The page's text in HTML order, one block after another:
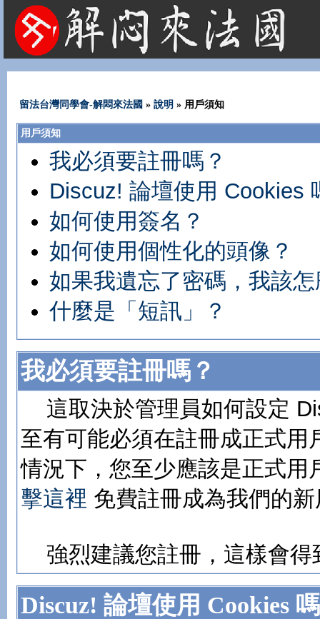
留法台灣同學會-解悶來法國 » 說明 » 用戶須知
用戶須知
我必須要註冊嗎？
Discuz! 論壇使用 Cookies
如何使用簽名？
如何使用個性化的頭像？
如果我遺忘了密碼，我該
什麼是「短訊」？
我必須要註冊嗎？
這取決於管理員如何設定
至有可能必須在註冊成正式
情況下，您至少應該是正式
擊這裡 免費註冊成為我們的
強烈建議您註冊，這樣會得
Discuz! 論壇使用 Cookies